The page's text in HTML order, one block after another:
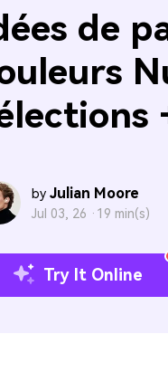
de
by Julian Moore
Jul 03, 26 · 19 min(s)
Try It Online